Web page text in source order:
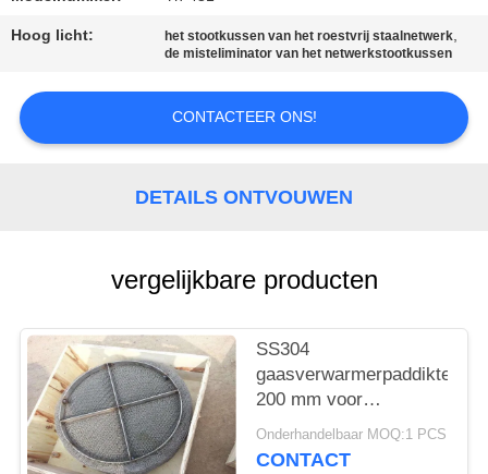
VERZOEK
CITAAT
SITEMAP
POLICY
Hoog licht: het stootkussen van het roestvrij staalnetwerk,
de misteliminator van het netwerkstootkussen
CONTACTEER ONS!
DETAILS ONTVOUWEN
vergelijkbare producten
SS304
gaasverwarmerpaddikte
200 mm voor
chemische toren
Onderhandelbaar MOQ:1 PCS
CONTACT